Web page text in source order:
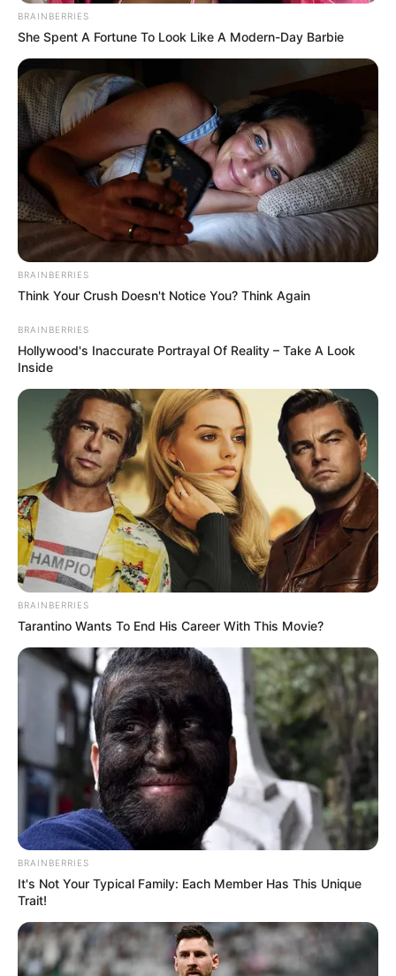
BRAINBERRIES
She Spent A Fortune To Look Like A Modern-Day Barbie
BRAINBERRIES
Think Your Crush Doesn't Notice You? Think Again
BRAINBERRIES
Hollywood's Inaccurate Portrayal Of Reality – Take A Look
Inside
BRAINBERRIES
Tarantino Wants To End His Career With This Movie?
BRAINBERRIES
It's Not Your Typical Family: Each Member Has This Unique
Trait!